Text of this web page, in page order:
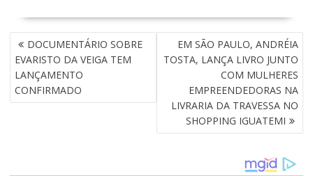
N
A
V
E
G
DOCUMENTÁRIO SOBRE
EVARISTO DA VEIGA TEM
LANÇAMENTO
CONFIRMADO
EM SÃO PAULO, ANDRÉIA
TOSTA, LANÇA LIVRO JUNTO
COM MULHERES
EMPREENDEDORAS NA
LIVRARIA DA TRAVESSA NO
SHOPPING IGUATEMI